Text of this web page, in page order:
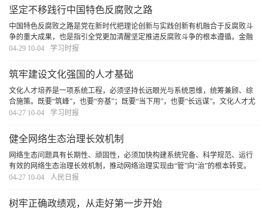
坚定不移践行中国特色反腐败之路
中国特色反腐败之路是党在新时代把理论创新与实践创新有机融合于反腐败斗
争的重大成果，也是指引全党更加清醒坚定推进反腐败斗争的根本遵循。金融
是深化整治腐败的重点领域，必须坚定不移践行中国特色反腐败之路，打好金
04-29 10-04 学习时报
筑牢建设文化强国的人才基础
文化人才培养是一项系统工程，必须坚持长远眼光与系统思维，统筹兼顾、综
合施策。既要“筑峰”，也要“夯基”；既要“当下用”，也要“长远谋”。文化人才尤
其是文艺人才的成长有其自身规律和特点，必须深刻洞察当前人才队伍呈现的
04-27 10-04 学习时报
健全网络生态治理长效机制
网络生态问题具有长期性、顽固性，必须加快构建系统完备、科学规范、运行
有效的网络生态治理长效机制，推动网络治理实现由“管”向“治”的根本转变。
[详细]
04-27 10-04 人民日报
树牢正确政绩观，从走好第一步开始